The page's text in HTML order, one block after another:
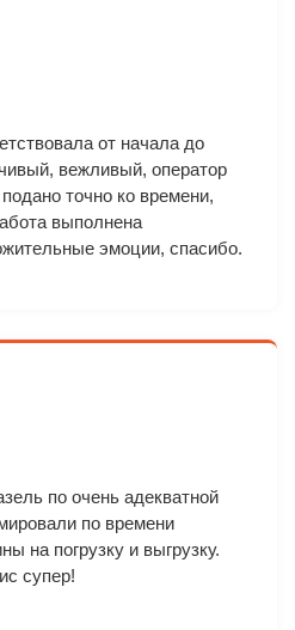
от начала до
вежливый, оператор
точно ко времени,
выполнена
эмоции, спасибо.
по очень адекватной
по времени
на погрузку и выгрузку.
супер!